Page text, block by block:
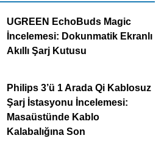
UGREEN EchoBuds Magic
İncelemesi: Dokunmatik Ekranlı
Akıllı Şarj Kutusu
Philips 3’ü 1 Arada Qi Kablosuz
Şarj İstasyonu İncelemesi:
Masaüstünde Kablo
Kalabalığına Son